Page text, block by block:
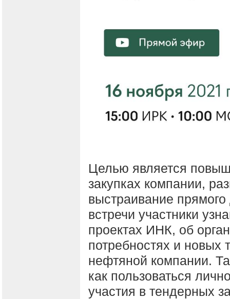
Целью является
закупках компании,
выстраивание
встречи участники
проектах ИНК, об
потребностях и новых
нефтяной компании.
как пользоваться
участия в тендерных